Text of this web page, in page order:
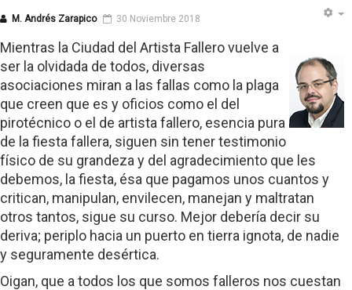
M. Andrés Zarapico 30 Noviembre 2018
Mientras la Ciudad del Artista Fallero vuelve a
ser la olvidada de todos, diversas
asociaciones miran a las fallas como la plaga
que creen que es y oficios como el del
pirotécnico o el de artista fallero, esencia pura
de la fiesta fallera, siguen sin tener testimonio
físico de su grandeza y del agradecimiento que les
debemos, la fiesta, ésa que pagamos unos cuantos y
critican, manipulan, envilecen, manejan y maltratan
otros tantos, sigue su curso. Mejor debería decir su
deriva; periplo hacia un puerto en tierra ignota, de nadie
y seguramente desértica.
Oigan, que a todos los que somos falleros nos cuestan